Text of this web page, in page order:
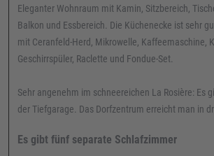
Eleganter Wohnraum mit Kamin, Sitzbereich,
Balkon und Essbereich. Die Küchenecke ist sehr
mit Ceranfeld-Herd, Mikrowelle, Kaffeemaschine,
Geschirrspüler, Raclette und Fondue-Set.
Sehr angenehm im schneereichen La Rosière: Es
der Tiefgarage. Das Dorfzentrum erreicht man in
Es gibt fünf separate Schlafzimmer